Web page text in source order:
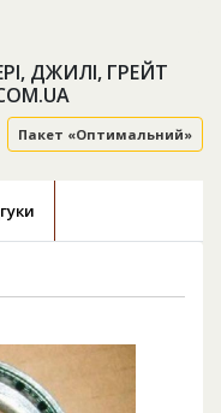
ДЖИЛІ, ГРЕЙТ
Пакет «Оптимальний»